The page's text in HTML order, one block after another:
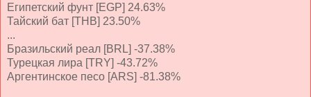
Египетский фунт [EGP] 24.63%
Тайский бат [THB] 23.50%
...
Бразильский реал [BRL] -37.38%
Турецкая лира [TRY] -43.72%
Аргентинское песо [ARS] -81.38%